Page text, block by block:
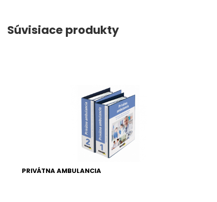
Súvisiace produkty
PRIVÁTNA AMBULANCIA